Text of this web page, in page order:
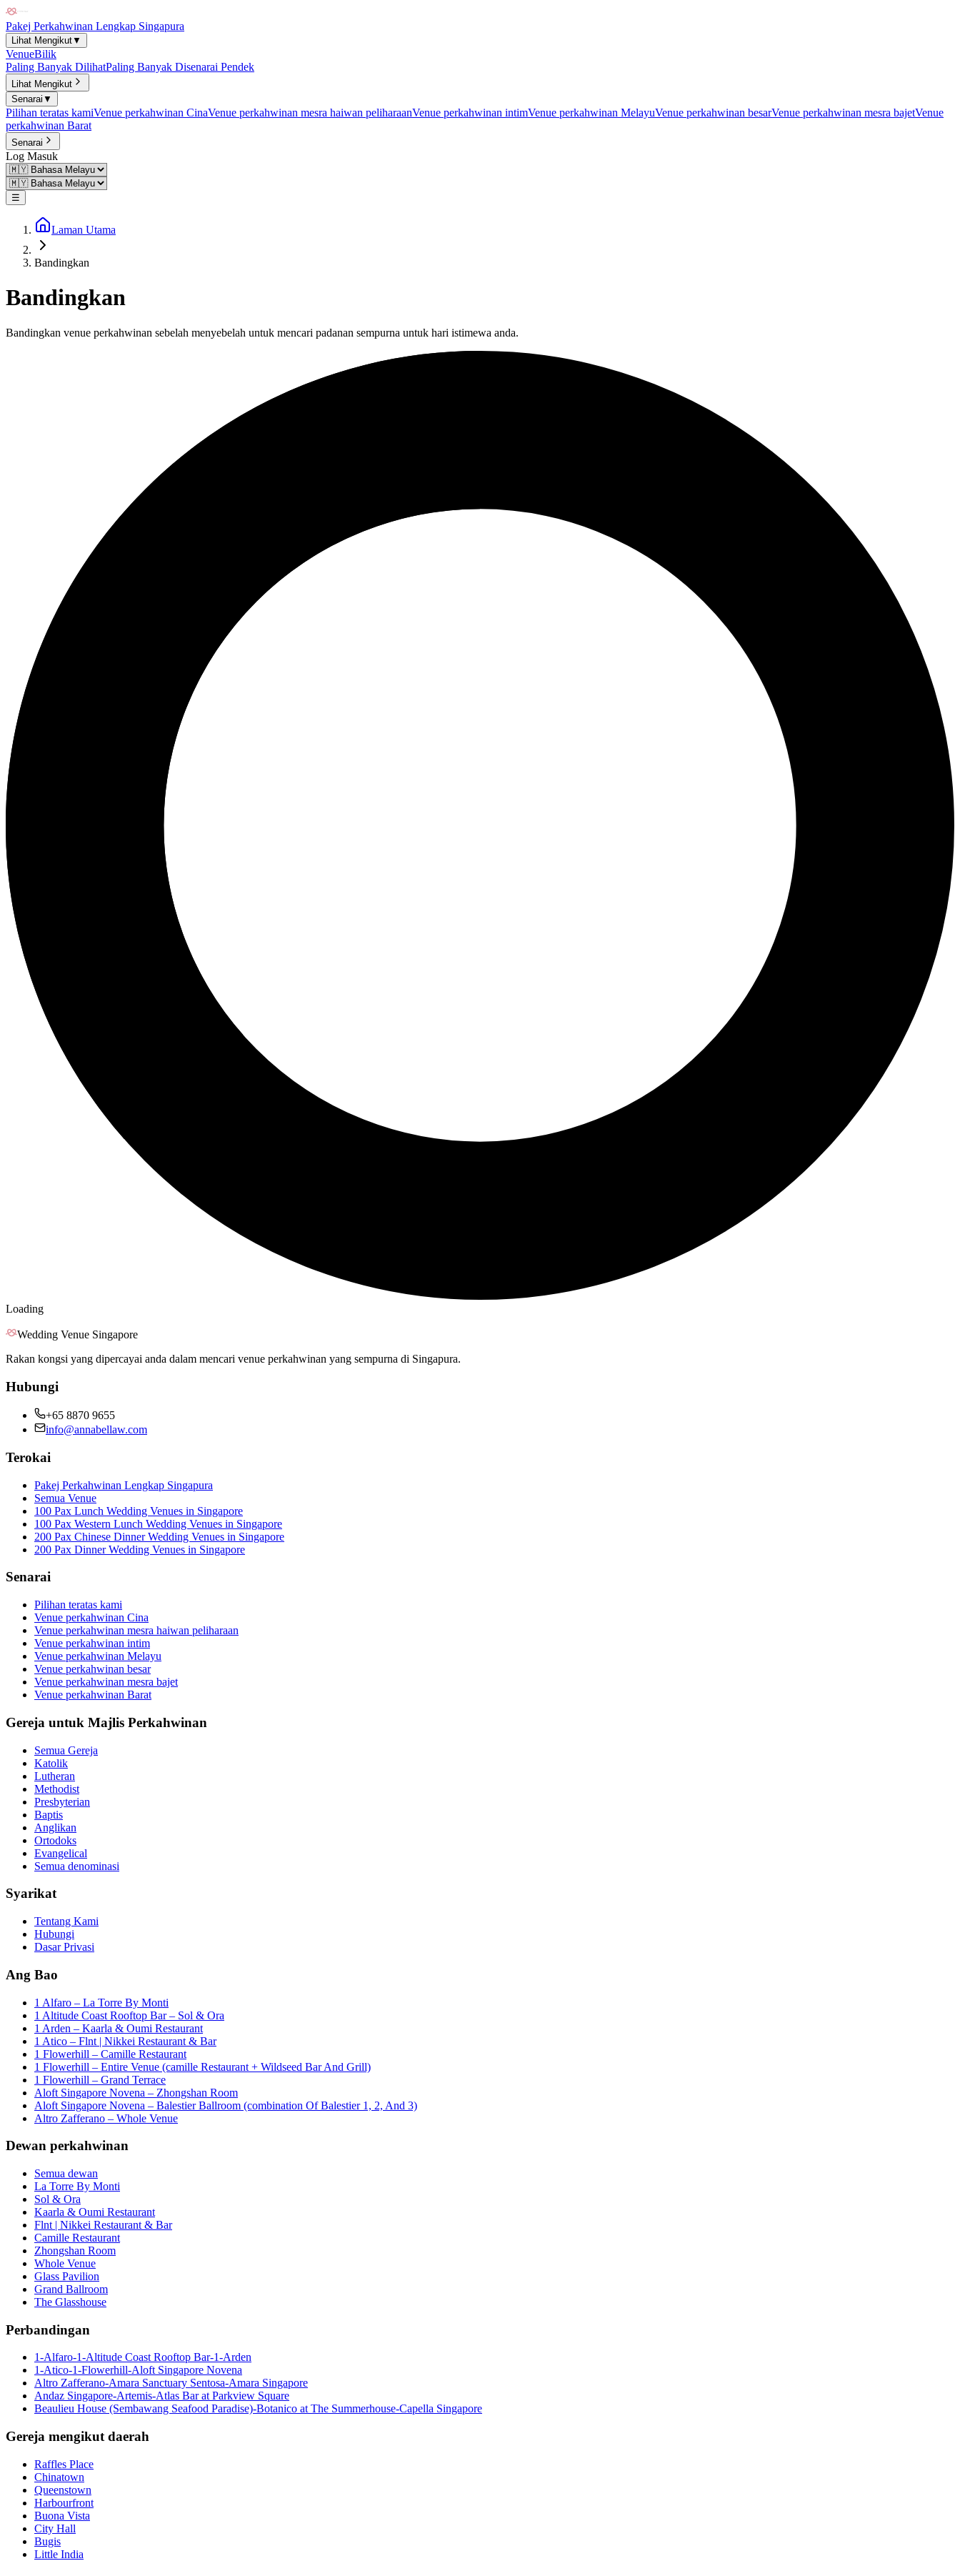
Pakej Perkahwinan Lengkap Singapura
Lihat Mengikut▼
VenueBilik
Paling Banyak DilihatPaling Banyak Disenarai Pendek
Lihat Mengikut
Senarai ▼
Pilihan teratas kamiVenue perkahwinan CinaVenue perkahwinan mesra haiwan peliharaanVenue perkahwinan intimVenue perkahwinan MelayuVenue perkahwinan besarVenue perkahwinan mesra bajetVenue
perkahwinan Barat
Senarai
Log Masuk
☰
Laman Utama
Bandingkan
Bandingkan
Bandingkan venue perkahwinan sebelah menyebelah untuk mencari padanan sempurna untuk hari istimewa anda.
Loading
Wedding Venue Singapore
Rakan kongsi yang dipercayai anda dalam mencari venue perkahwinan yang sempurna di Singapura.
Hubungi
+65 8870 9655
info@annabellaw.com
Terokai
Pakej Perkahwinan Lengkap Singapura
Semua Venue
100 Pax Lunch Wedding Venues in Singapore
100 Pax Western Lunch Wedding Venues in Singapore
200 Pax Chinese Dinner Wedding Venues in Singapore
200 Pax Dinner Wedding Venues in Singapore
Senarai
Pilihan teratas kami
Venue perkahwinan Cina
Venue perkahwinan mesra haiwan peliharaan
Venue perkahwinan intim
Venue perkahwinan Melayu
Venue perkahwinan besar
Venue perkahwinan mesra bajet
Venue perkahwinan Barat
Gereja untuk Majlis Perkahwinan
Semua Gereja
Katolik
Lutheran
Methodist
Presbyterian
Baptis
Anglikan
Ortodoks
Evangelical
Semua denominasi
Syarikat
Tentang Kami
Hubungi
Dasar Privasi
Ang Bao
1 Alfaro – La Torre By Monti
1 Altitude Coast Rooftop Bar – Sol & Ora
1 Arden – Kaarla & Oumi Restaurant
1 Atico – Flnt | Nikkei Restaurant & Bar
1 Flowerhill – Camille Restaurant
1 Flowerhill – Entire Venue (camille Restaurant + Wildseed Bar And Grill)
1 Flowerhill – Grand Terrace
Aloft Singapore Novena – Zhongshan Room
Aloft Singapore Novena – Balestier Ballroom (combination Of Balestier 1, 2, And 3)
Altro Zafferano – Whole Venue
Dewan perkahwinan
Semua dewan
La Torre By Monti
Sol & Ora
Kaarla & Oumi Restaurant
Flnt | Nikkei Restaurant & Bar
Camille Restaurant
Zhongshan Room
Whole Venue
Glass Pavilion
Grand Ballroom
The Glasshouse
Perbandingan
1-Alfaro-1-Altitude Coast Rooftop Bar-1-Arden
1-Atico-1-Flowerhill-Aloft Singapore Novena
Altro Zafferano-Amara Sanctuary Sentosa-Amara Singapore
Andaz Singapore-Artemis-Atlas Bar at Parkview Square
Beaulieu House (Sembawang Seafood Paradise)-Botanico at The Summerhouse-Capella Singapore
Gereja mengikut daerah
Raffles Place
Chinatown
Queenstown
Harbourfront
Buona Vista
City Hall
Bugis
Little India